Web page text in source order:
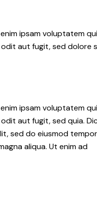
ipsam voluptatem
aut fugit, sed dolore
ipsam voluptatem
aut fugit, sed quia.
sed do eiusmod tempor
aliqua. Ut enim ad